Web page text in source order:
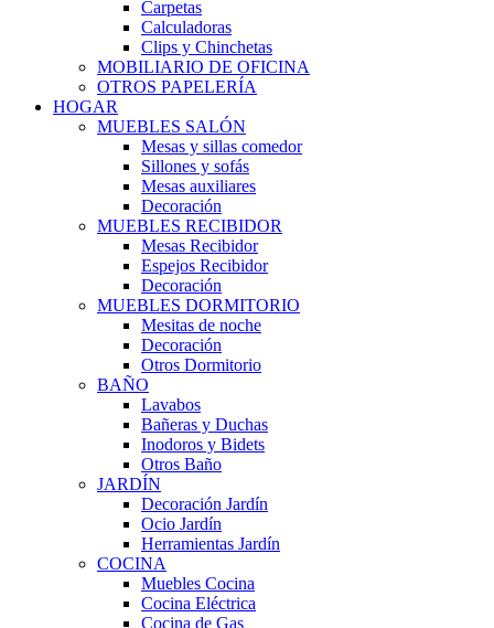
Carpetas
Calculadoras
Clips y Chinchetas
MOBILIARIO DE OFICINA
OTROS PAPELERÍA
HOGAR
MUEBLES SALÓN
Mesas y sillas comedor
Sillones y sofás
Mesas auxiliares
Decoración
MUEBLES RECIBIDOR
Mesas Recibidor
Espejos Recibidor
Decoración
MUEBLES DORMITORIO
Mesitas de noche
Decoración
Otros Dormitorio
BAÑO
Lavabos
Bañeras y Duchas
Inodoros y Bidets
Otros Baño
JARDÍN
Decoración Jardín
Ocio Jardín
Herramientas Jardín
COCINA
Muebles Cocina
Cocina Eléctrica
Cocina de Gas